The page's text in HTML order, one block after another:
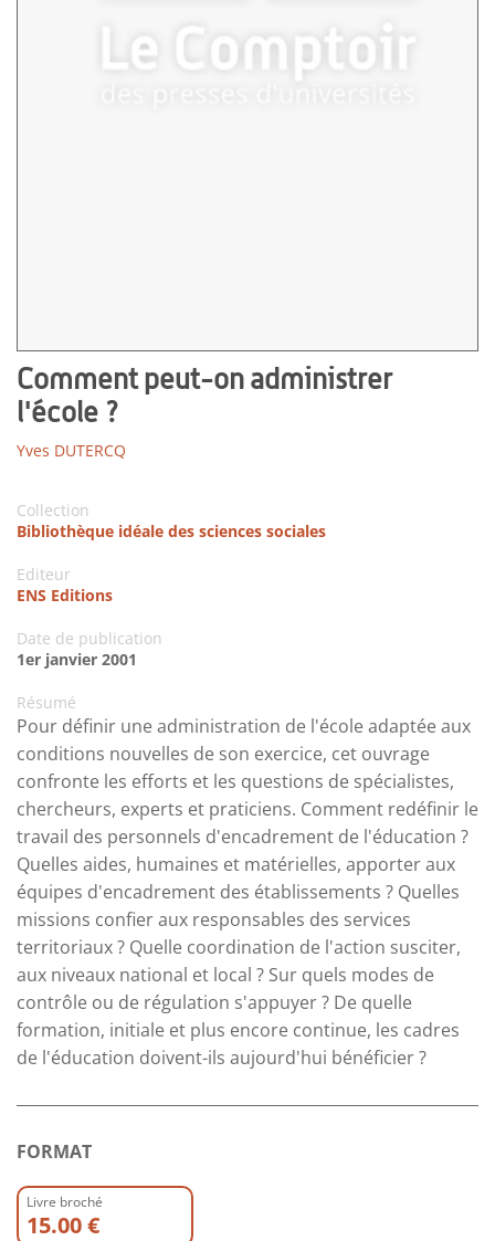
Comment peut-on administrer
l'école ?
Yves DUTERCQ
Collection
Bibliothèque idéale des sciences sociales
Editeur
ENS Editions
Date de publication
1er janvier 2001
Résumé
Pour définir une administration de l'école adaptée aux
conditions nouvelles de son exercice, cet ouvrage
confronte les efforts et les questions de spécialistes,
chercheurs, experts et praticiens. Comment redéfinir le
travail des personnels d'encadrement de l'éducation ?
Quelles aides, humaines et matérielles, apporter aux
équipes d'encadrement des établissements ? Quelles
missions confier aux responsables des services
territoriaux ? Quelle coordination de l'action susciter,
aux niveaux national et local ? Sur quels modes de
contrôle ou de régulation s'appuyer ? De quelle
formation, initiale et plus encore continue, les cadres
de l'éducation doivent-ils aujourd'hui bénéficier ?
FORMAT
Livre broché
15.00 €